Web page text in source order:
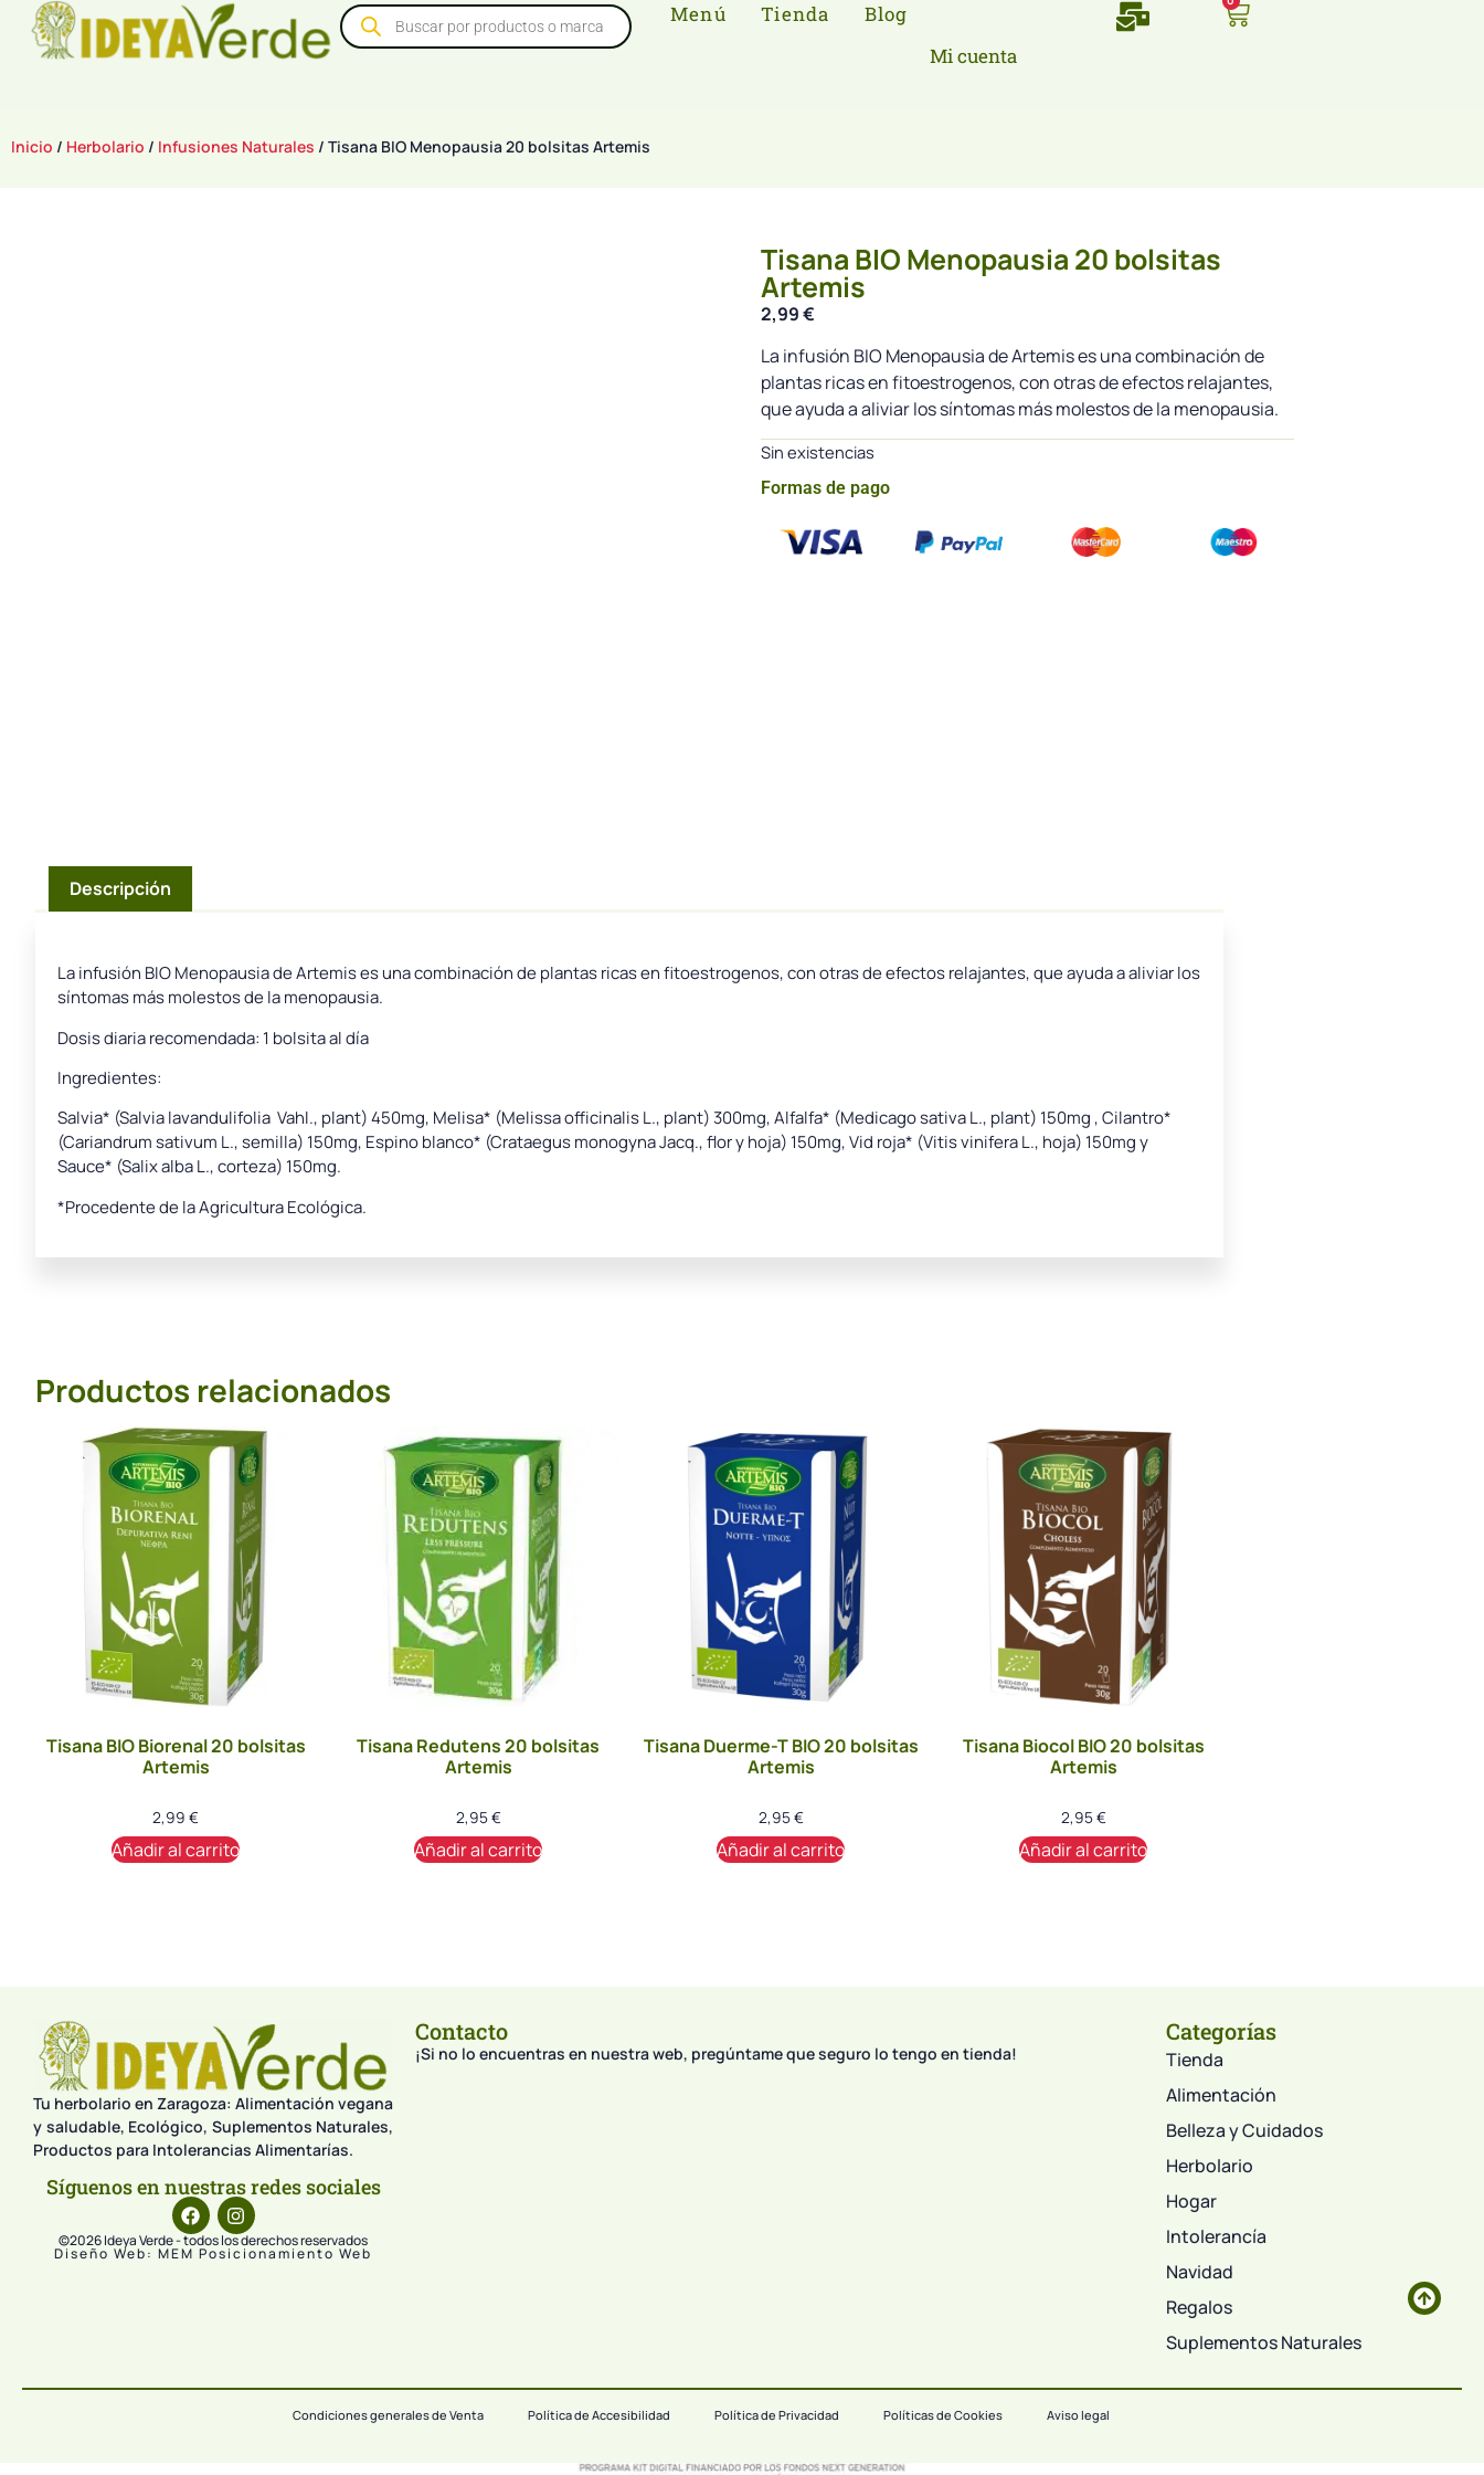
Menú Tienda
Blog
Mi cuenta
Inicio / Herbolario / Infusiones Naturales / Tisana BIO Menopausia 20 bolsitas Artemis
Tisana BIO Menopausia 20 bolsitas
Artemis
2,99€
La infusión BIO Menopausia de Artemis es una combinación de
plantas ricas en fitoestrogenos, con otras de efectos relajantes,
que ayuda a aliviar los síntomas más molestos de la menopausia.
Sin existencias
Formas de pago
Descripción
La infusión BIO Menopausia de Artemis es una combinación de plantas ricas en fitoestrogenos, con otras de efectos relajantes, que ayuda a aliviar los
síntomas más molestos de la menopausia.
Dosis diaria recomendada: 1 bolsita al día
Ingredientes:
Salvia* (Salvia lavandulifolia Vahl., plant) 450mg, Melisa* (Melissa officinalis L., plant) 300mg, Alfalfa* (Medicago sativa L., plant) 150mg , Cilantro*
(Cariandrum sativum L., semilla) 150mg, Espino blanco* (Crataegus monogyna Jacq., flor y hoja) 150mg, Vid roja* (Vitis vinifera L., hoja) 150mg y
Sauce* (Salix alba L., corteza) 150mg.
*Procedente de la Agricultura Ecológica.
Productos relacionados
Tisana BIO Biorenal 20 bolsitas
Artemis
2,99 €
Añadir al carrito
Tisana Redutens 20 bolsitas
Artemis
2,95€
Añadir al carrito
Tisana Duerme-T BIO 20 bolsitas
Artemis
2,95€
Añadir al carrito
Tisana Biocol BIO 20 bolsitas
Artemis
2,95€
Añadir al carrito
Tu herbolario en Zaragoza: Alimentación vegana
y saludable, Ecológico, Suplementos Naturales,
Productos para Intolerancias Alimentarías.
Síguenos en nuestras redes sociales
©2026 Ideya Verde - todos los derechos reservados
Diseño Web: MEM Posicionamiento Web
Contacto
¡Si no lo encuentras en nuestra web, pregúntame que seguro lo tengo en tienda!
Categorías
Tienda
Alimentación
Belleza y Cuidados
Herbolario
Hogar
Intolerancía
Navidad
Regalos
Suplementos Naturales
Condiciones generales de Venta Política de Accesibilidad Política de Privacidad Políticas de Cookies Aviso legal